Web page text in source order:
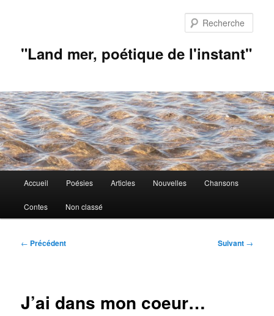
"Land mer, poétique de l'instant"
principal
Accueil Poésies Articles Nouvelles Chansons
Contes Non classé
Navigation
← Précédent Suivant →
J’ai dans mon coeur…